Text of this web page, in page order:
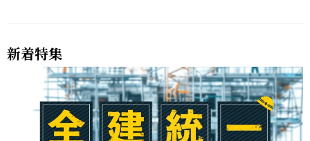
新着特集